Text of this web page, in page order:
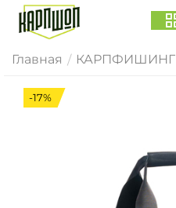
Главная / КАРПФИШИНГ
-17%